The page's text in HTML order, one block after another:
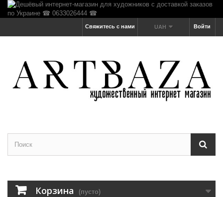
Войти
UAH
Свяжитесь с нами
Корзина (пусто)